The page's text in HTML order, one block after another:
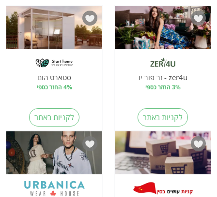
zer4u - זר פור יו
3% החזר כספי
לקניות באתר
סטארט הום
4% החזר כספי
לקניות באתר